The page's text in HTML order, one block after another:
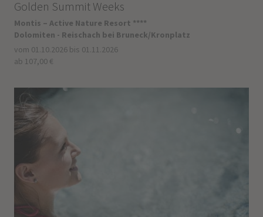
Golden Summit Weeks
Montis – Active Nature Resort ****
Dolomiten - Reischach bei Bruneck/Kronplatz
vom 01.10.2026 bis 01.11.2026
ab 107,00 €